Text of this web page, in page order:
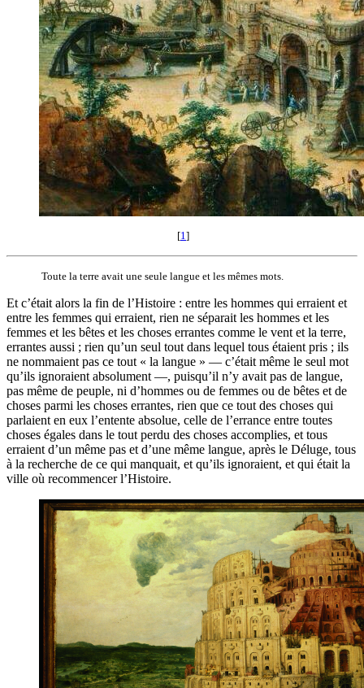
[1]
Toute la terre avait une seule langue et les mêmes mots.
Et c’était alors la fin de l’Histoire : entre les hommes qui erraient et
entre les femmes qui erraient, rien ne séparait les hommes et les
femmes et les bêtes et les choses errantes comme le vent et la terre,
errantes aussi ; rien qu’un seul tout dans lequel tous étaient pris ; ils
ne nommaient pas ce tout « la langue » — c’était même le seul mot
qu’ils ignoraient absolument —, puisqu’il n’y avait pas de langue,
pas même de peuple, ni d’hommes ou de femmes ou de bêtes et de
choses parmi les choses errantes, rien que ce tout des choses qui
parlaient en eux l’entente absolue, celle de l’errance entre toutes
choses égales dans le tout perdu des choses accomplies, et tous
erraient d’un même pas et d’une même langue, après le Déluge, tous
à la recherche de ce qui manquait, et qu’ils ignoraient, et qui était la
ville où recommencer l’Histoire.